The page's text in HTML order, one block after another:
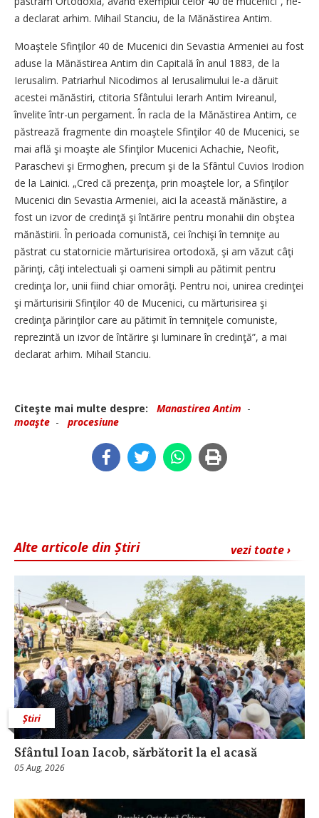
a declarat arhim. Mihail Stanciu, de la Mă­năstirea Antim.
Moaştele Sfinţilor 40 de Mu­cenici din Sevastia Armeniei au fost
aduse la Mănăstirea Antim din Capitală în anul 1883, de la
Ierusalim. Patriarhul Nicodimos al Ierusalimului le-a dăruit
acestei mănăstiri, ctitoria Sfântului Ie­rarh Antim Ivireanul,
învelite într-un pergament. În racla de la Mănăstirea Antim, ce
păs­trează fragmente din moaştele Sfinţilor 40 de Mucenici, se
mai află şi moaşte ale Sfinţilor Mu­cenici Achachie, Neofit,
Paras­chevi şi Ermoghen, precum şi de la Sfântul Cuvios Irodion
de la Lainici. „Cred că prezenţa, prin moaştele lor, a Sfinţilor
Mucenici din Se­vastia Armeniei, aici la această mănăstire, a
fost un izvor de cre­dinţă şi întărire pentru monahii din obştea
mănăstirii. În perioada comunistă, cei închişi în temniţe au
păstrat cu statornicie mărtu­risirea ortodoxă, şi am văzut câţi
părinţi, câţi intelectuali şi oameni simpli au pătimit pentru
credinţa lor, unii fiind chiar omorâţi. Pentru noi, unirea cre­dinţei
şi măr­turisirii Sfinţilor 40 de Mucenici, cu măr­turisirea şi
credinţa pă­rinţilor care au păti­mit în tem­niţele comuniste,
repre­zintă un izvor de întărire şi luminare în credinţă”, a mai
declarat arhim. Mihail Stan­ciu.
Citeşte mai multe despre: Manastirea Antim -
moaşte - procesiune
vezi toate ›
Alte articole din Știri
Știri
Sfântul Ioan Iacob, sărbătorit la el acasă
05 Aug, 2026